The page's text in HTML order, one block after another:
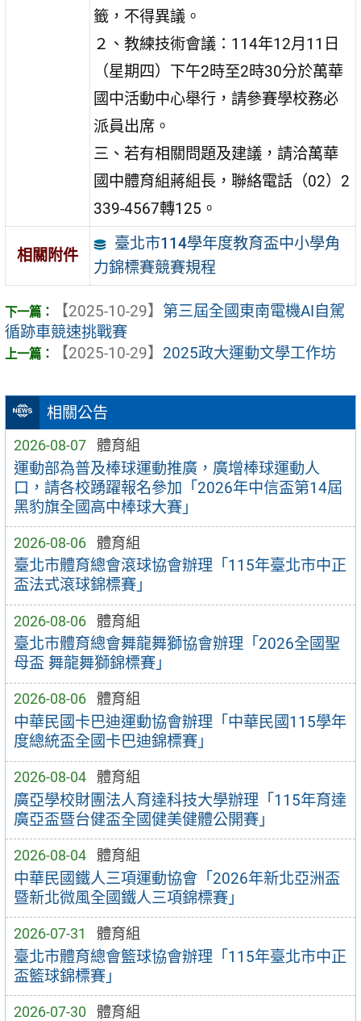
相關公告
2026-08-07 體育組
運動部為普及棒球運動推廣，廣增棒球運動人
口，請各校踴躍報名參加「2026年中信盃第14屆
黑豹旗全國高中棒球大賽」
2026-08-06 體育組
臺北市體育總會滾球協會辦理「115年臺北市中正
盃法式滾球錦標賽」
2026-08-06 體育組
臺北市體育總會舞龍舞獅協會辦理「2026全國聖
母盃 舞龍舞獅錦標賽」
2026-08-06 體育組
中華民國卡巴迪運動協會辦理「中華民國115學年
度總統盃全國卡巴迪錦標賽」
2026-08-04 體育組
廣亞學校財團法人育達科技大學辦理「115年育達
廣亞盃暨台健盃全國健美健體公開賽」
2026-08-04 體育組
中華民國鐵人三項運動協會「2026年新北亞洲盃
暨新北微風全國鐵人三項錦標賽」
2026-07-31 體育組
臺北市體育總會籃球協會辦理「115年臺北市中正
盃籃球錦標賽」
2026-07-30 體育組
籤，不得異議。
２、教練技術會議：114年12月11日
（星期四）下午2時至2時30分於萬華
國中活動中心舉行，請參賽學校務必
派員出席。
三、若有相關問題及建議，請洽萬華
國中體育組蔣組長，聯絡電話（02）2
339-4567轉125。
相關附件
臺北市114學年度教育盃中小學角
力錦標賽競賽規程
【2025-10-29】 第三屆全國東南電機AI自駕
循跡車競速挑戰賽
【2025-10-29】 2025政大運動文學工作坊